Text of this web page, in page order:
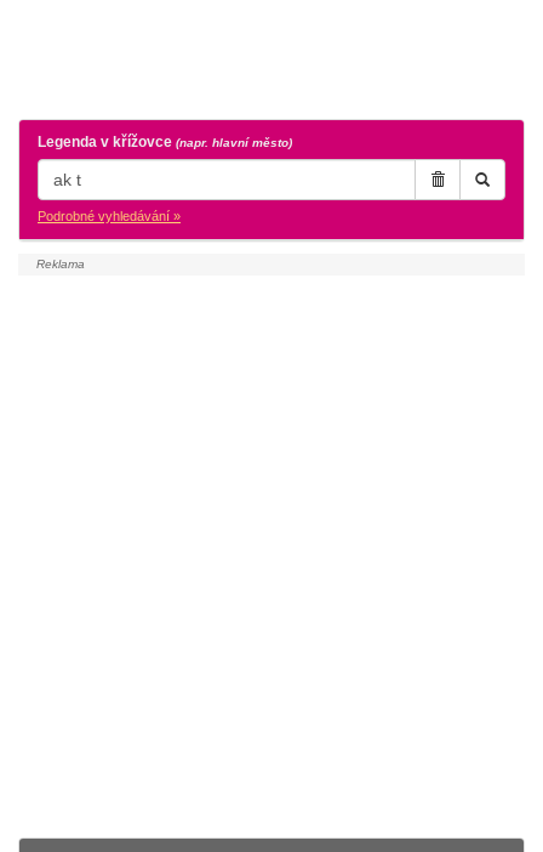
Legenda v křížovce (napr. hlavní město)
Podrobné vyhledávání »